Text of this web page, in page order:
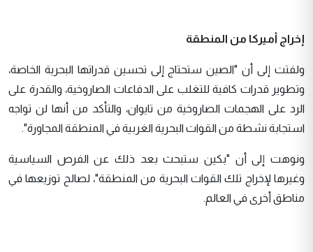
إخراج أميركا من المنطقة
ولفتت إلى أن "الصين ستحتاج إلى تحسين قدراتها البحرية الخاصة،
وتطوير قدرات كافية للتغلب على الدفاعات الصاروخية، والقدرة على
الرد على الهجمات الصاروخية من تايوان، والتأكد من أنها لن تواجه
استجابة نشطة من القوات البحرية الغربية في المنطقة المجاورة".
ونوهت إلى أن "بكين ستبحث بعد ذلك عن الفرص السياسية
وغيرها لإخراج تلك القوات البحرية من المنطقة"، لصالح توزيعها في
مناطق أخرى في العالم.